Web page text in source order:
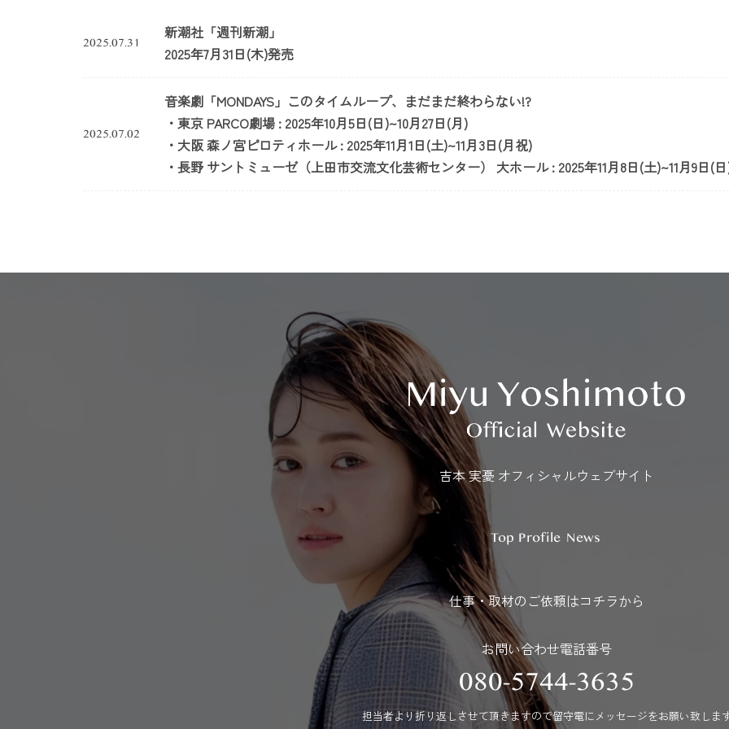
2025.07.31
新潮社「週刊新潮」
2025年7月31日(木)発売
2025.07.02
音楽劇「MONDAYS」このタイムループ、まだまだ終わらない!?
・東京 PARCO劇場 : 2025年10月5日(日)~10月27日(月)
・大阪 森ノ宮ピロティホール : 2025年11月1日(土)~11月3日(月祝)
・長野 サントミューゼ（上田市交流文化芸術センター） 大ホール : 2025年11月8日(土)~11月9日(
吉本 実憂 オフィシャルウェブサイト
Top Profile News
仕事・取材のご依頼はコチラから
お問い合わせ電話番号
080-5744-3635
担当者より折り返しさせて頂きますので留守電にメッセージをお願い致しま